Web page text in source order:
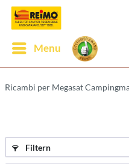
Menu
Ricambi per Megasat
Filtern